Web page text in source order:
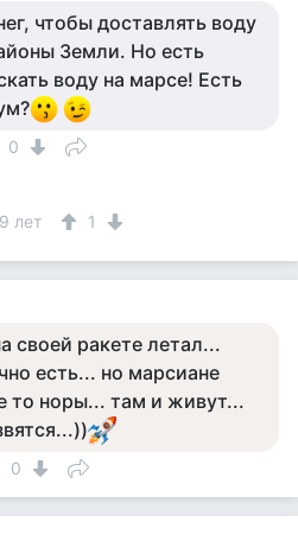
чтобы доставлять воду
Земли. Но есть
воду на марсе! Есть
0
9 лет 1
своей ракете летал...
есть... но марсиане
то норы... там и живут...
0